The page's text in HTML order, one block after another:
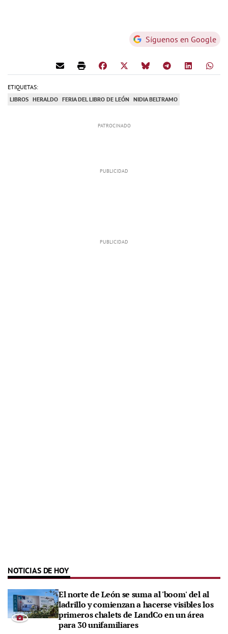
Síguenos en Google
ETIQUETAS:
LIBROS HERALDO FERIA DEL LIBRO DE LEÓN NIDIA BELTRAMO
NOTICIAS DE HOY
El norte de León se suma al 'boom' del al
ladrillo y comienzan a hacerse visibles los
primeros chalets de LandCo en un área
para 30 unifamiliares